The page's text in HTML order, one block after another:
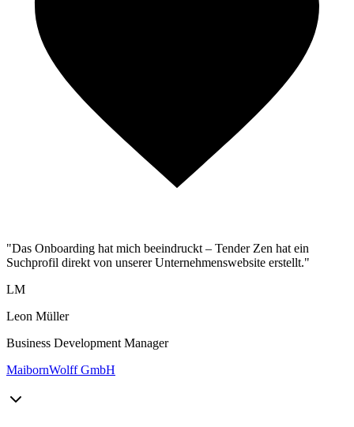
"Das Onboarding hat mich beeindruckt – Tender Zen hat ein
Suchprofil direkt von unserer Unternehmenswebsite erstellt."
LM
Leon Müller
Business Development Manager
MaibornWolff GmbH